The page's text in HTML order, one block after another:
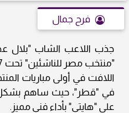
فرح جمال
جذب اللاعب الشاب "بلال
اللافت في أولى مباريات
في "قطر"، حيث ساهم بشكل
على "هايتي" بأداء فني مميز.